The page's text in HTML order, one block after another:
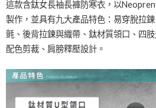
這款含鈦女長袖長褲防寒衣，以
製作，並具有九大產品特色：易穿脫拉
氈、後背拉鍊與織帶、鈦材質領口、四
配色剪裁、肩膀釋壓設計。